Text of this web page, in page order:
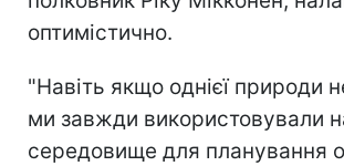
оптимістично.
"Навіть якщо однієї природи
ми завжди використовували
середовище для планування